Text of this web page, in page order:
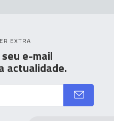
EXTRA
e-mail
actualidade.